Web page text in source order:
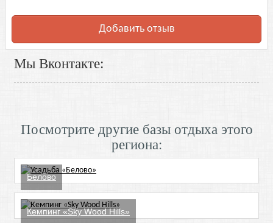
Добавить отзыв
Мы Вконтакте:
Посмотрите другие базы отдыха этого
региона:
Белово
Кемпинг «Sky Wood Hills»